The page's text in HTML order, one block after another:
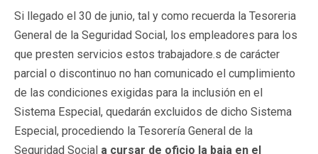
Si llegado el 30 de junio, tal y como recuerda la Tesoreria
General de la Seguridad Social, los empleadores para los
que presten servicios estos trabajadore.s de carácter
parcial o discontinuo no han comunicado el cumplimiento
de las condiciones exigidas para la inclusión en el
Sistema Especial, quedarán excluidos de dicho Sistema
Especial, procediendo la Tesorería General de la
Seguridad Social a cursar de oficio la baja en el